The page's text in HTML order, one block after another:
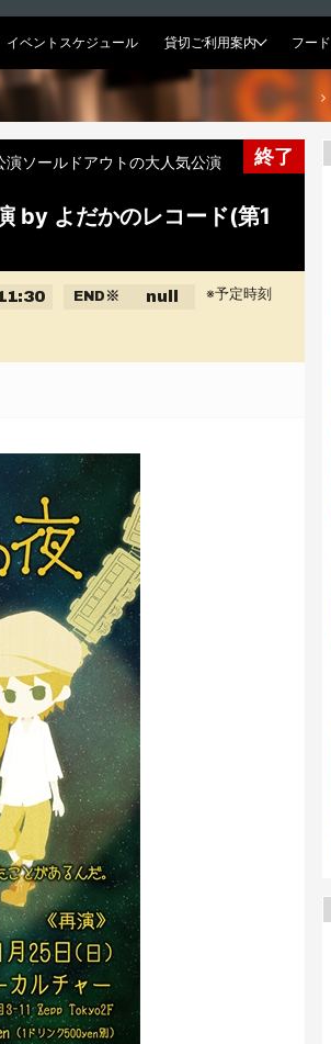
イベントスケジュール 貸切ご利用案内 フード
終了
演ソールドアウトの大人気公演
by よだかのレコード(第1
END ※ null ※予定時刻